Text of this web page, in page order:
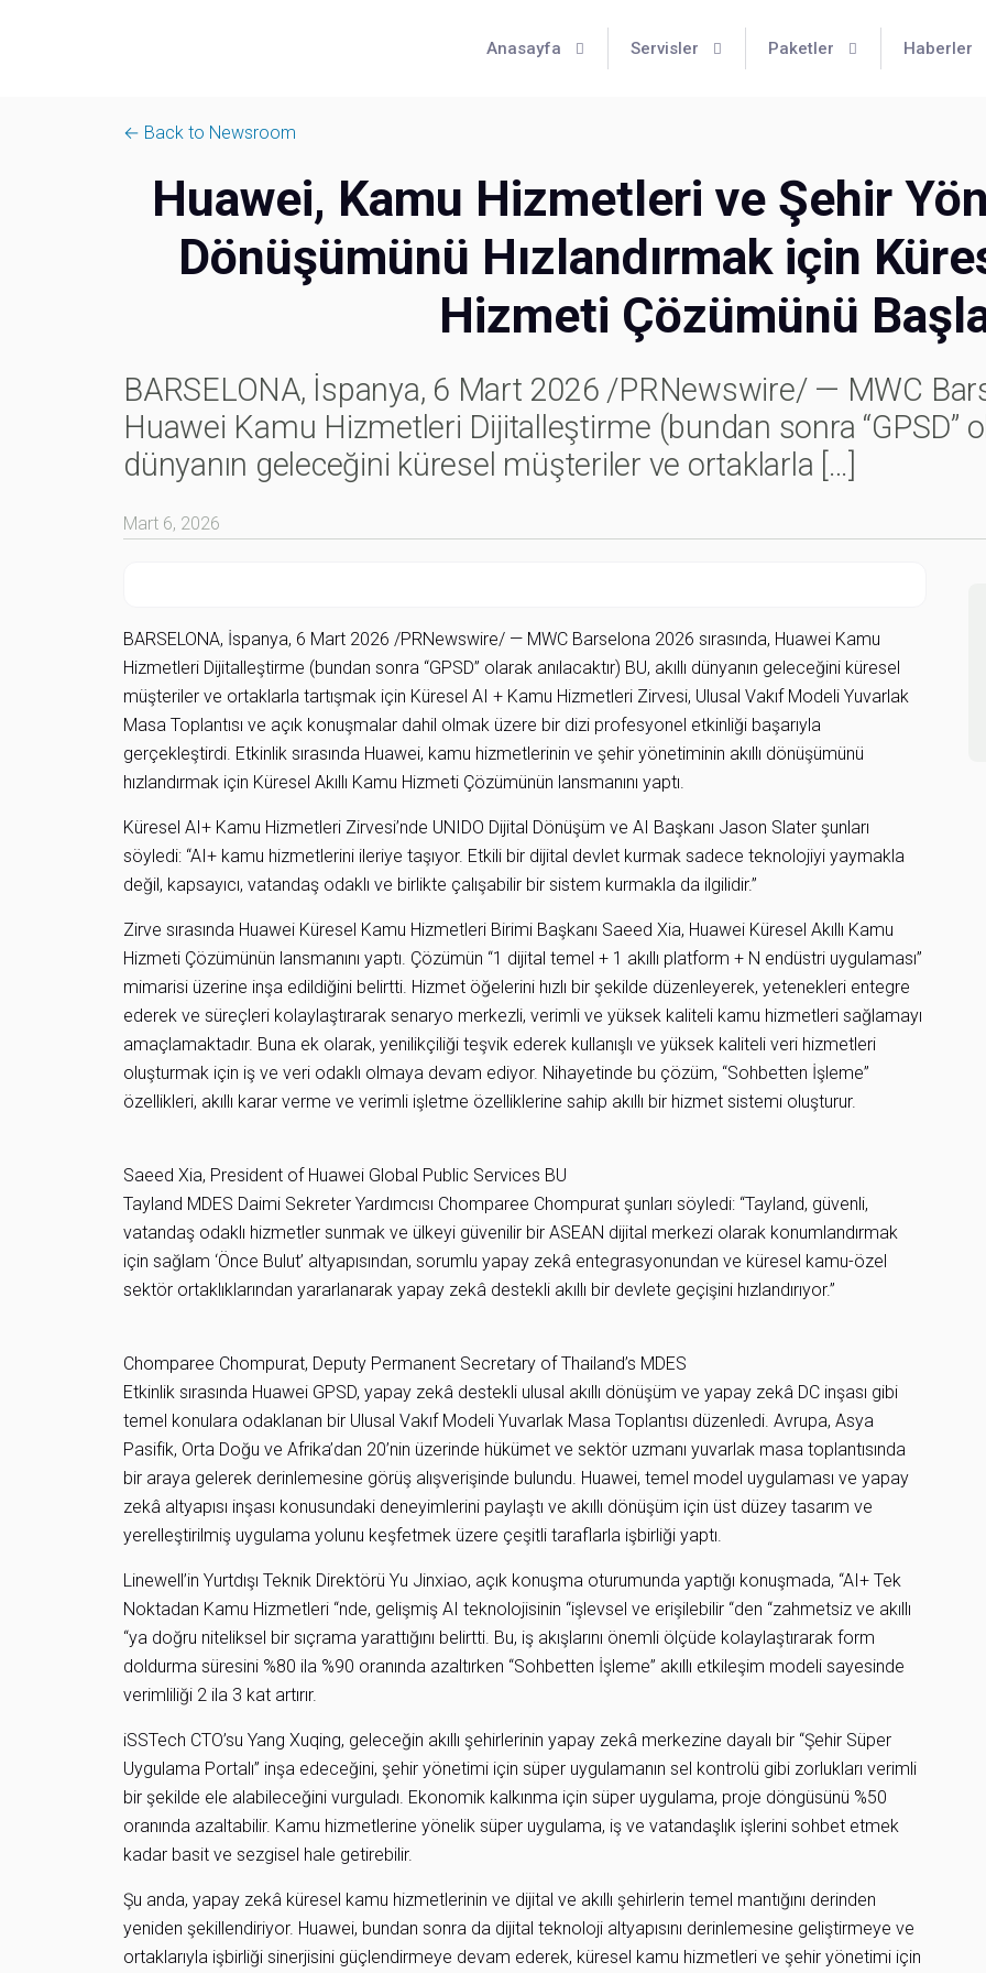
Anasayfa Servisler Paketler Haberler
← Back to Newsroom
Huawei, Kamu Hizmetleri ve Şehir
Dönüşümünü Hızlandırmak için
Hizmeti Çözümünü
BARSELONA, İspanya, 6 Mart 2026 /PRNewswire/ — MWC
Huawei Kamu Hizmetleri Dijitalleştirme (bundan sonra “GPSD”
dünyanın geleceğini küresel müşteriler ve ortaklarla […]
Mart 6, 2026
BARSELONA, İspanya, 6 Mart 2026 /PRNewswire/ — MWC Barselona 2026 sırasında, Huawei Kamu
Hizmetleri Dijitalleştirme (bundan sonra “GPSD” olarak anılacaktır) BU, akıllı dünyanın geleceğini küresel
müşteriler ve ortaklarla tartışmak için Küresel AI + Kamu Hizmetleri Zirvesi, Ulusal Vakıf Modeli Yuvarlak
Masa Toplantısı ve açık konuşmalar dahil olmak üzere bir dizi profesyonel etkinliği başarıyla
gerçekleştirdi. Etkinlik sırasında Huawei, kamu hizmetlerinin ve şehir yönetiminin akıllı dönüşümünü
hızlandırmak için Küresel Akıllı Kamu Hizmeti Çözümünün lansmanını yaptı.
Küresel AI+ Kamu Hizmetleri Zirvesi’nde UNIDO Dijital Dönüşüm ve AI Başkanı Jason Slater şunları
söyledi: “AI+ kamu hizmetlerini ileriye taşıyor. Etkili bir dijital devlet kurmak sadece teknolojiyi yaymakla
değil, kapsayıcı, vatandaş odaklı ve birlikte çalışabilir bir sistem kurmakla da ilgilidir.”
Zirve sırasında Huawei Küresel Kamu Hizmetleri Birimi Başkanı Saeed Xia, Huawei Küresel Akıllı Kamu
Hizmeti Çözümünün lansmanını yaptı. Çözümün “1 dijital temel + 1 akıllı platform + N endüstri uygulaması”
mimarisi üzerine inşa edildiğini belirtti. Hizmet öğelerini hızlı bir şekilde düzenleyerek, yetenekleri entegre
ederek ve süreçleri kolaylaştırarak senaryo merkezli, verimli ve yüksek kaliteli kamu hizmetleri sağlamayı
amaçlamaktadır. Buna ek olarak, yenilikçiliği teşvik ederek kullanışlı ve yüksek kaliteli veri hizmetleri
oluşturmak için iş ve veri odaklı olmaya devam ediyor. Nihayetinde bu çözüm, “Sohbetten İşleme”
özellikleri, akıllı karar verme ve verimli işletme özelliklerine sahip akıllı bir hizmet sistemi oluşturur.
Saeed Xia, President of Huawei Global Public Services BU
Tayland MDES Daimi Sekreter Yardımcısı Chomparee Chompurat şunları söyledi: “Tayland, güvenli,
vatandaş odaklı hizmetler sunmak ve ülkeyi güvenilir bir ASEAN dijital merkezi olarak konumlandırmak
için sağlam ‘Önce Bulut’ altyapısından, sorumlu yapay zekâ entegrasyonundan ve küresel kamu-özel
sektör ortaklıklarından yararlanarak yapay zekâ destekli akıllı bir devlete geçişini hızlandırıyor.”
Chomparee Chompurat, Deputy Permanent Secretary of Thailand’s MDES
Etkinlik sırasında Huawei GPSD, yapay zekâ destekli ulusal akıllı dönüşüm ve yapay zekâ DC inşası gibi
temel konulara odaklanan bir Ulusal Vakıf Modeli Yuvarlak Masa Toplantısı düzenledi. Avrupa, Asya
Pasifik, Orta Doğu ve Afrika’dan 20’nin üzerinde hükümet ve sektör uzmanı yuvarlak masa toplantısında
bir araya gelerek derinlemesine görüş alışverişinde bulundu. Huawei, temel model uygulaması ve yapay
zekâ altyapısı inşası konusundaki deneyimlerini paylaştı ve akıllı dönüşüm için üst düzey tasarım ve
yerelleştirilmiş uygulama yolunu keşfetmek üzere çeşitli taraflarla işbirliği yaptı.
Linewell’in Yurtdışı Teknik Direktörü Yu Jinxiao, açık konuşma oturumunda yaptığı konuşmada, “AI+ Tek
Noktadan Kamu Hizmetleri “nde, gelişmiş AI teknolojisinin “işlevsel ve erişilebilir “den “zahmetsiz ve akıllı
“ya doğru niteliksel bir sıçrama yarattığını belirtti. Bu, iş akışlarını önemli ölçüde kolaylaştırarak form
doldurma süresini %80 ila %90 oranında azaltırken “Sohbetten İşleme” akıllı etkileşim modeli sayesinde
verimliliği 2 ila 3 kat artırır.
iSSTech CTO’su Yang Xuqing, geleceğin akıllı şehirlerinin yapay zekâ merkezine dayalı bir “Şehir Süper
Uygulama Portalı” inşa edeceğini, şehir yönetimi için süper uygulamanın sel kontrolü gibi zorlukları verimli
bir şekilde ele alabileceğini vurguladı. Ekonomik kalkınma için süper uygulama, proje döngüsünü %50
oranında azaltabilir. Kamu hizmetlerine yönelik süper uygulama, iş ve vatandaşlık işlerini sohbet etmek
kadar basit ve sezgisel hale getirebilir.
Şu anda, yapay zekâ küresel kamu hizmetlerinin ve dijital ve akıllı şehirlerin temel mantığını derinden
yeniden şekillendiriyor. Huawei, bundan sonra da dijital teknoloji altyapısını derinlemesine geliştirmeye ve
ortaklarıyla işbirliği sinerjisini güçlendirmeye devam ederek, küresel kamu hizmetleri ve şehir yönetimi için